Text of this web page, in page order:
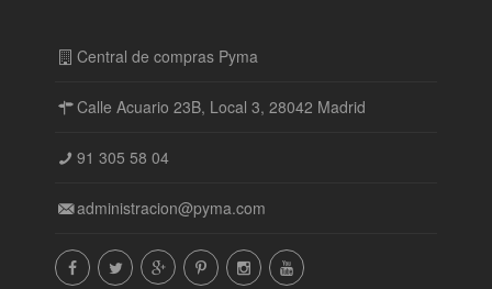
Central de compras Pyma
Calle Acuario 23B, Local 3, 28042 Madrid
91 305 58 04
administracion@pyma.com